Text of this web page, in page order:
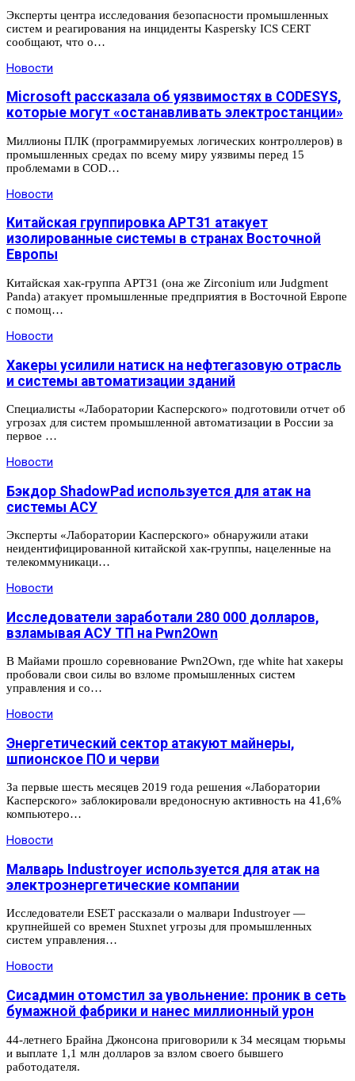
Эксперты центра исследования безопасности промышленных
систем и реагирования на инциденты Kaspersky ICS CERT
сообщают, что о…
Новости
Microsoft рассказала об уязвимостях в CODESYS,
которые могут «останавливать электростанции»
Миллионы ПЛК (программируемых логических контроллеров) в
промышленных средах по всему миру уязвимы перед 15
проблемами в COD…
Новости
Китайская группировка APT31 атакует
изолированные системы в странах Восточной
Европы
Китайская хак-группа APT31 (она же Zirconium или Judgment
Panda) атакует промышленные предприятия в Восточной Европе
с помощ…
Новости
Хакеры усилили натиск на нефтегазовую отрасль
и системы автоматизации зданий
Специалисты «Лаборатории Касперского» подготовили отчет об
угрозах для систем промышленной автоматизации в России за
первое …
Новости
Бэкдор ShadowPad используется для атак на
системы АСУ
Эксперты «Лаборатории Касперского» обнаружили атаки
неидентифицированной китайской хак-группы, нацеленные на
телекоммуникаци…
Новости
Исследователи заработали 280 000 долларов,
взламывая АСУ ТП на Pwn2Own
В Майами прошло соревнование Pwn2Own, где white hat хакеры
пробовали свои силы во взломе промышленных систем
управления и со…
Новости
Энергетический сектор атакуют майнеры,
шпионское ПО и черви
За первые шесть месяцев 2019 года решения «Лаборатории
Касперского» заблокировали вредоносную активность на 41,6%
компьютеро…
Новости
Малварь Industroyer используется для атак на
электроэнергетические компании
Исследователи ESET рассказали о малвари Industroyer —
крупнейшей со времен Stuxnet угрозы для промышленных
систем управления…
Новости
Сисадмин отомстил за увольнение: проник в сеть
бумажной фабрики и нанес миллионный урон
44-летнего Брайна Джонсона приговорили к 34 месяцам тюрьмы
и выплате 1,1 млн долларов за взлом своего бывшего
работодателя.